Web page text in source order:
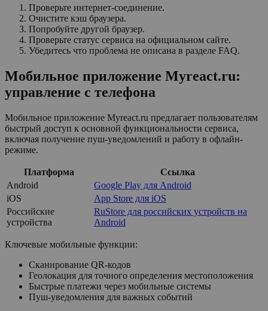
Проверьте интернет-соединение.
Очистите кэш браузера.
Попробуйте другой браузер.
Проверьте статус сервиса на официальном сайте.
Убедитесь что проблема не описана в разделе FAQ.
Мобильное приложение Myreact.ru:
управление с телефона
Мобильное приложение Myreact.ru предлагает пользователям
быстрый доступ к основной функциональности сервиса,
включая получение пуш-уведомлений и работу в офлайн-
режиме.
Платформа
Ссылка
Android
Google Play для Android
iOS
App Store для iOS
Российские
устройства
RuStore для российских устройств на
Android
Ключевые мобильные функции:
Сканирование QR-кодов
Геолокация для точного определения местоположения
Быстрые платежи через мобильные системы
Пуш-уведомления для важных событий